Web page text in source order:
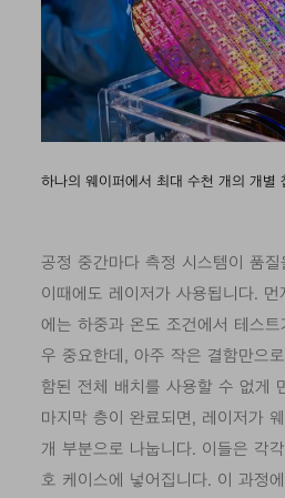
하나의 웨이퍼에서 최대 수천 개의 개별
공정 중간마다 측정 시스템이 품
이때에도 레이저가 사용됩니다. 먼
에는 하중과 온도 조건에서 테스
우 중요한데, 아주 작은 결함만으
함된 전체 배치를 사용할 수 없게
마지막 층이 완료되면, 레이저가
개 부분으로 나눕니다. 이들은 각
호 케이스에 넣어집니다. 이 과정